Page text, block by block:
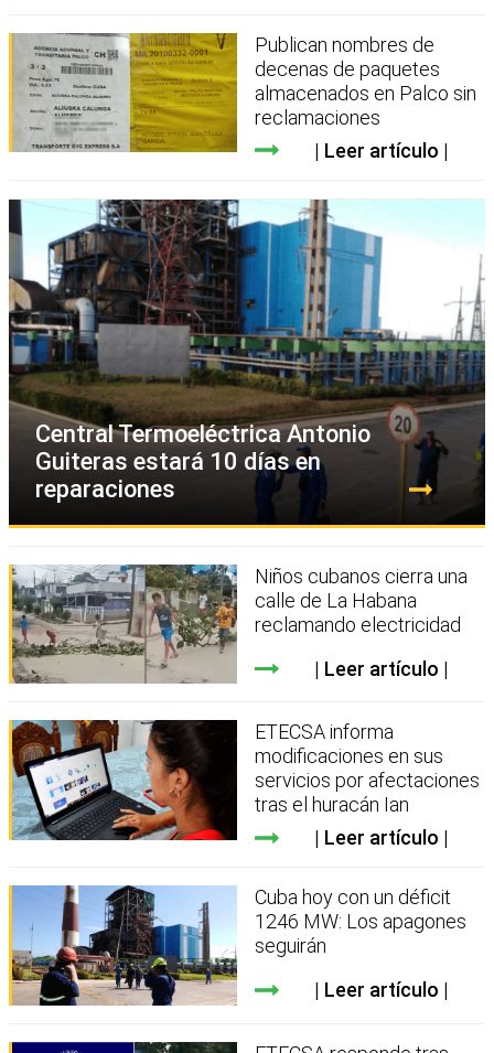
Publican nombres de
decenas de paquetes
almacenados en Palco sin
reclamaciones
Leer artículo
Central Termoeléctrica Antonio
Guiteras estará 10 días en
reparaciones
Niños cubanos cierra una
calle de La Habana
reclamando electricidad
Leer artículo
ETECSA informa
modificaciones en sus
servicios por afectaciones
tras el huracán Ian
Leer artículo
Cuba hoy con un déficit
1246 MW: Los apagones
seguirán
Leer artículo